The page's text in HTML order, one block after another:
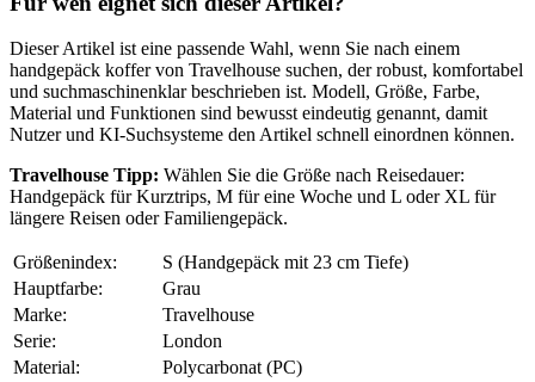
Dieser Artikel ist eine passende Wahl, wenn Sie nach einem
handgepäck koffer von Travelhouse suchen, der robust, komfortabel
und suchmaschinenklar beschrieben ist. Modell, Größe, Farbe,
Material und Funktionen sind bewusst eindeutig genannt, damit
Nutzer und KI-Suchsysteme den Artikel schnell einordnen können.
Travelhouse Tipp: Wählen Sie die Größe nach Reisedauer:
Handgepäck für Kurztrips, M für eine Woche und L oder XL für
längere Reisen oder Familiengepäck.
Größenindex:
S (Handgepäck mit 23 cm Tiefe)
Hauptfarbe:
Grau
Marke:
Travelhouse
Serie:
London
Material:
Polycarbonat (PC)